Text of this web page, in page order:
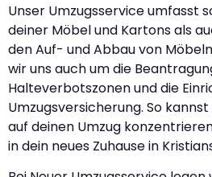
Unser Umzugsservice umfasst
deiner Möbel und Kartons als
den Auf- und Abbau von
wir uns auch um die
Halteverbotszonen und die
Umzugsversicherung. So
auf deinen Umzug
in dein neues Zuhause in